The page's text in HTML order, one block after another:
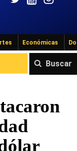
Económicas
Buscar